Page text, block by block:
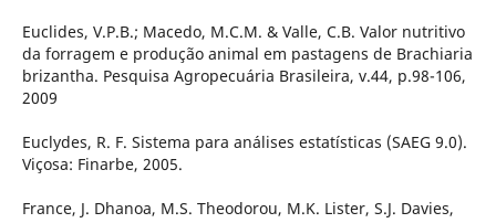
Euclides, V.P.B.; Macedo, M.C.M. & Valle, C.B. Valor nutritivo
da forragem e produção animal em pastagens de Brachiaria
brizantha. Pesquisa Agropecuária Brasileira, v.44, p.98-106,
2009
Euclydes, R. F. Sistema para análises estatísticas (SAEG 9.0).
Viçosa: Finarbe, 2005.
France, J. Dhanoa, M.S. Theodorou, M.K. Lister, S.J. Davies,